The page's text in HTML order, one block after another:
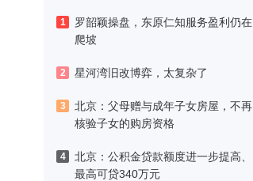
1
罗韶颖操盘，东原仁知服务盈利仍在
爬坡
2 星河湾旧改博弈，太复杂了
3
北京：父母赠与成年子女房屋，不再
核验子女的购房资格
4
北京：公积金贷款额度进一步提高、
最高可贷340万元